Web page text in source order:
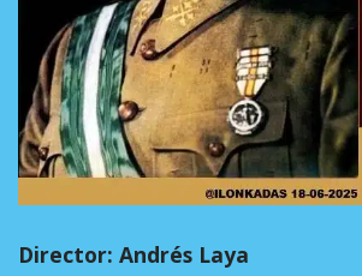
Director: Andrés Laya